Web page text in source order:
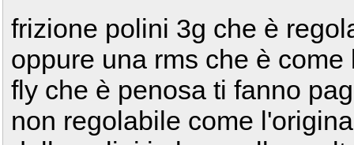
frizione polini 3g che è
oppure una rms che è
fly che è penosa ti fanno
non regolabile come